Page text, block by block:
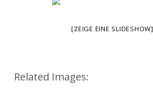
[ZEIGE EINE SLIDESHOW]
Related Images: